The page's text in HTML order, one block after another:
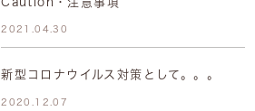
Caution・注意事項
2021.04.30
新型コロナウイルス対策として。。。
2020.12.07